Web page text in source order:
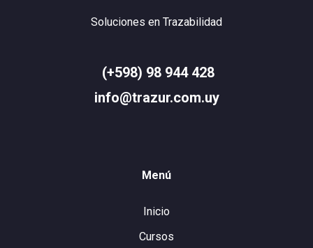
Soluciones en Trazabilidad
(+598) 98 944 428
info@trazur.com.uy
Menú
Inicio
Cursos